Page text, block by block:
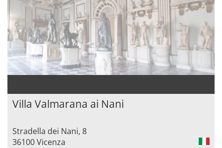
Villa Valmarana ai Nani
Stradella dei Nani, 8
36100 Vicenza